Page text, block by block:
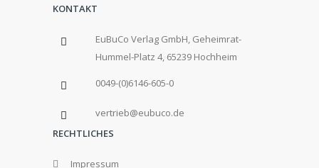
KONTAKT
EuBuCo Verlag GmbH, Geheimrat-
Hummel-Platz 4, 65239 Hochheim
0049-(0)6146-605-0
vertrieb@eubuco.de
RECHTLICHES
Impressum